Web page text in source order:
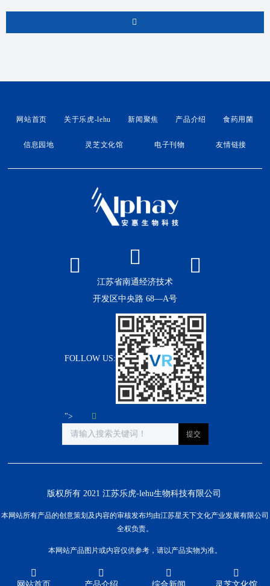
网站首页 关于乐虎-lehu 新闻聚焦 产品介绍 食药用菌
信息园地 灵芝文化馆 电子刊物 友情链接
江苏省南通经济技术
开发区中央路 68—A号
FOLLOW US:
">
版权所有 2021 江苏乐虎-lehu生物科技有限公司
本网站所有产品的创意策划及内容的审核发布均由江苏星天下文化产业发展有限公司
全权负责。
本网站产品图片或内容仅供参考，请以产品实物为准。